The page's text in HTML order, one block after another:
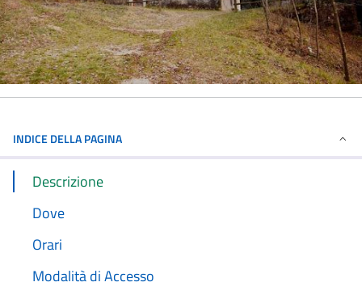
INDICE DELLA PAGINA
Descrizione
Dove
Orari
Modalità di Accesso